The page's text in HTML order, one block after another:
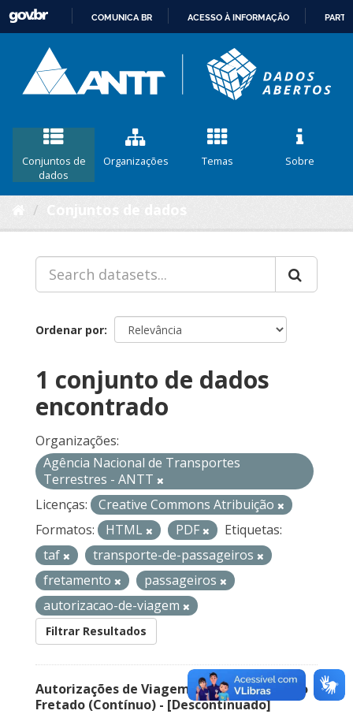
CONTEÚDO
COMUNICA BR ACESSO À INFORMAÇÃO
Conjuntos de
dados
Organizações Temas Sobre
Ordenar por
1 conjunto de dados
encontrado
Organizações:
Agência Nacional de Transportes
Terrestres - ANTT
Licenças:
Creative Commons Atribuição
Formatos:
HTML PDF
Etiquetas:
taf
transporte-de-passageiros
fretamento
passageiros
autorizacao-de-viagem
Filtrar Resultados
Autorizações de Viagem Nacional – Serviço
Fretado (Contínuo) - [Descontinuado]